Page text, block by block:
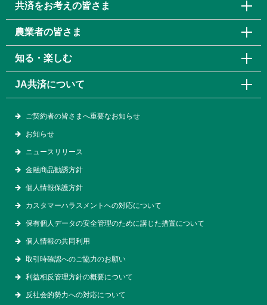
共済をお考えの皆さま
農業者の皆さま
知る・楽しむ
JA共済について
ご契約者の皆さまへ重要なお知らせ
お知らせ
ニュースリリース
金融商品勧誘方針
個人情報保護方針
カスタマーハラスメントへの対応について
保有個人データの安全管理のために講じた措置について
個人情報の共同利用
取引時確認へのご協力のお願い
利益相反管理方針の概要について
反社会的勢力への対応について